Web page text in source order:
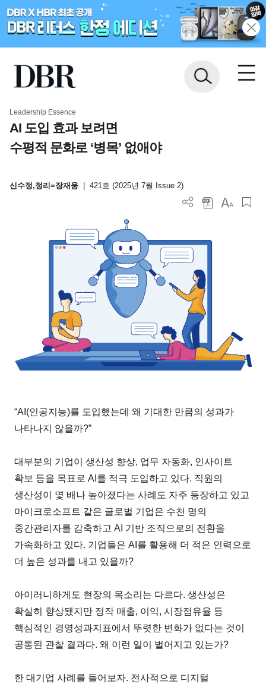
Leadership Essence
AI 도입 효과 보려면
수평적 문화로 ‘병목’ 없애야
신수정,정리=장재웅 421호 (2025년 7월 Issue 2)
“AI(인공지능)를 도입했는데 왜 기대한 만큼의 성과가
나타나지 않을까?”
대부분의 기업이 생산성 향상, 업무 자동화, 인사이트
확보 등을 목표로 AI를 적극 도입하고 있다. 직원의
생산성이 몇 배나 높아졌다는 사례도 자주 등장하고 있고
마이크로소프트 같은 글로벌 기업은 수천 명의
중간관리자를 감축하고 AI 기반 조직으로의 전환을
가속화하고 있다. 기업들은 AI를 활용해 더 적은 인력으로
더 높은 성과를 내고 있을까?
아이러니하게도 현장의 목소리는 다르다. 생산성은
확실히 향상됐지만 정작 매출, 이익, 시장점유율 등
핵심적인 경영성과지표에서 뚜렷한 변화가 없다는 것이
공통된 관찰 결과다. 왜 이런 일이 벌어지고 있는가?
한 대기업 사례를 들어보자. 전사적으로 디지털